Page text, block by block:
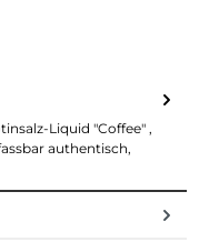
Liquid "Coffee" ,
authentisch,